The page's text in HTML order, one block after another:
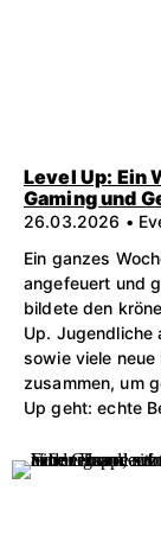
Level Up: Ein
Gaming und
26.03.2026 •
Ein ganzes
angefeuert und
bildete den
Up. Jugendliche
sowie viele neue
zusammen, um
Up geht: echte